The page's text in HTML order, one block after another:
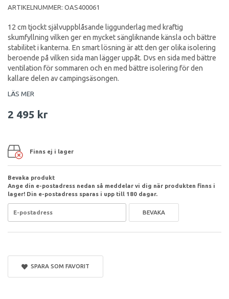
ARTIKELNUMMER: OAS400061
12 cm tjockt självuppblåsande liggunderlag med kraftig
skumfyllning vilken ger en mycket sängliknande känsla och bättre
stabilitet i kanterna. En smart lösning är att den ger olika isolering
beroende på vilken sida man lägger uppåt. Dvs en sida med bättre
ventilation för sommaren och en med bättre isolering för den
kallare delen av campingsäsongen.
LÄS MER
2 495 kr
Finns ej i lager
Bevaka produkt
Ange din e-postadress nedan så meddelar vi dig när produkten finns i
lager! Din e-postadress sparas i upp till 180 dagar.
BEVAKA
SPARA SOM FAVORIT